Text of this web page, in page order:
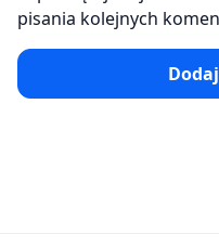
pisania kolejnych